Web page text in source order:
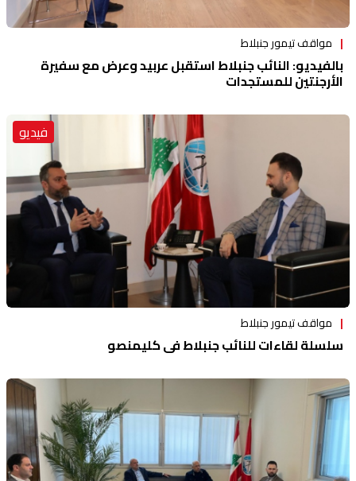
مواقف تيمور جنبلاط
بالفيديو: النائب جنبلاط استقبل عربيد وعرض مع سفيرة
الأرجنتين للمستجدات
فيديو
مواقف تيمور جنبلاط
سلسلة لقاءات للنائب جنبلاط في كليمنصو